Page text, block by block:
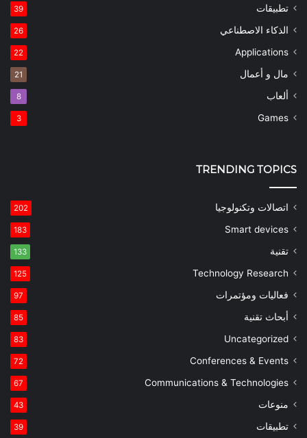
تطبيقات 39
الذكاء الاصطناعي 26
Applications
22
مال و أعمال 21
ألعاب 8
Games
3
TRENDING TOPICS
اتصالات وتكنولوجيا 202
Smart devices
183
تقنية 133
Technology Research
125
فعاليات ومؤتمرات 97
أبحاث تقنية 85
Uncategorized
83
Conferences & Events
72
Communications & Technologies
67
منوعات 43
تطبيقات 39